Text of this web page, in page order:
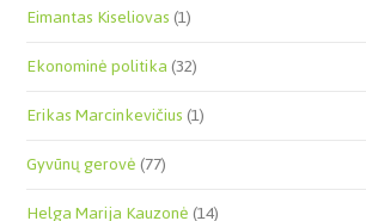
Eimantas Kiseliovas(1)
Ekonominė politika(32)
Erikas Marcinkevičius(1)
Gyvūnų gerovė(77)
Helga Marija Kauzonė(14)